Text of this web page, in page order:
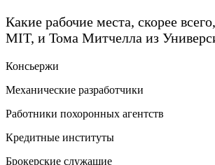
Какие рабочие места, скорее
MIT, и Тома Митчелла из
Консьержи
Механические разработчики
Работники похоронных агентств
Кредитные институты
Брокерские служащие